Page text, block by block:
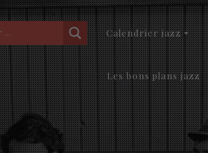
Calendrier jazz
Les bons plans jazz